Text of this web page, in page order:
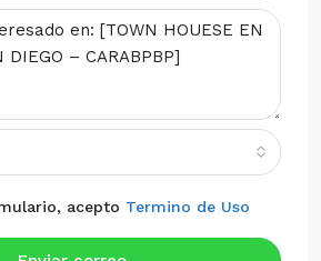
acepto Termino de Uso